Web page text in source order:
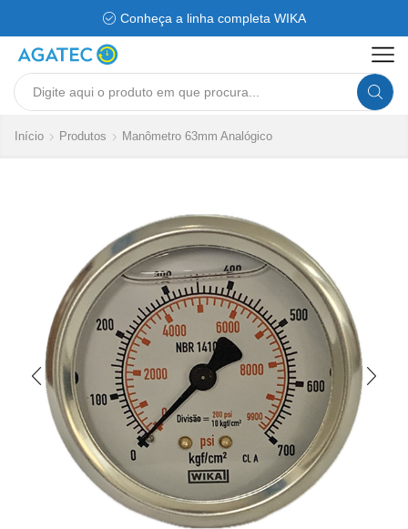
Conheça a linha completa WIKA
Search
Início Produtos Manômetro 63mm Analógico